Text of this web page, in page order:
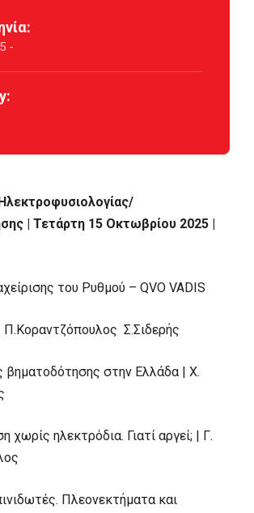
-
| Τετάρτη 15 Οκτωβρίου 2025 |
του Ρυθμού – QVO VADIS
Π.Κοραντζόπουλος Σ.Σιδερής
βηματοδότησης στην Ελλάδα | Χ.
χωρίς ηλεκτρόδια. Γιατί αργεί; | Γ.
Πλεονεκτήματα και